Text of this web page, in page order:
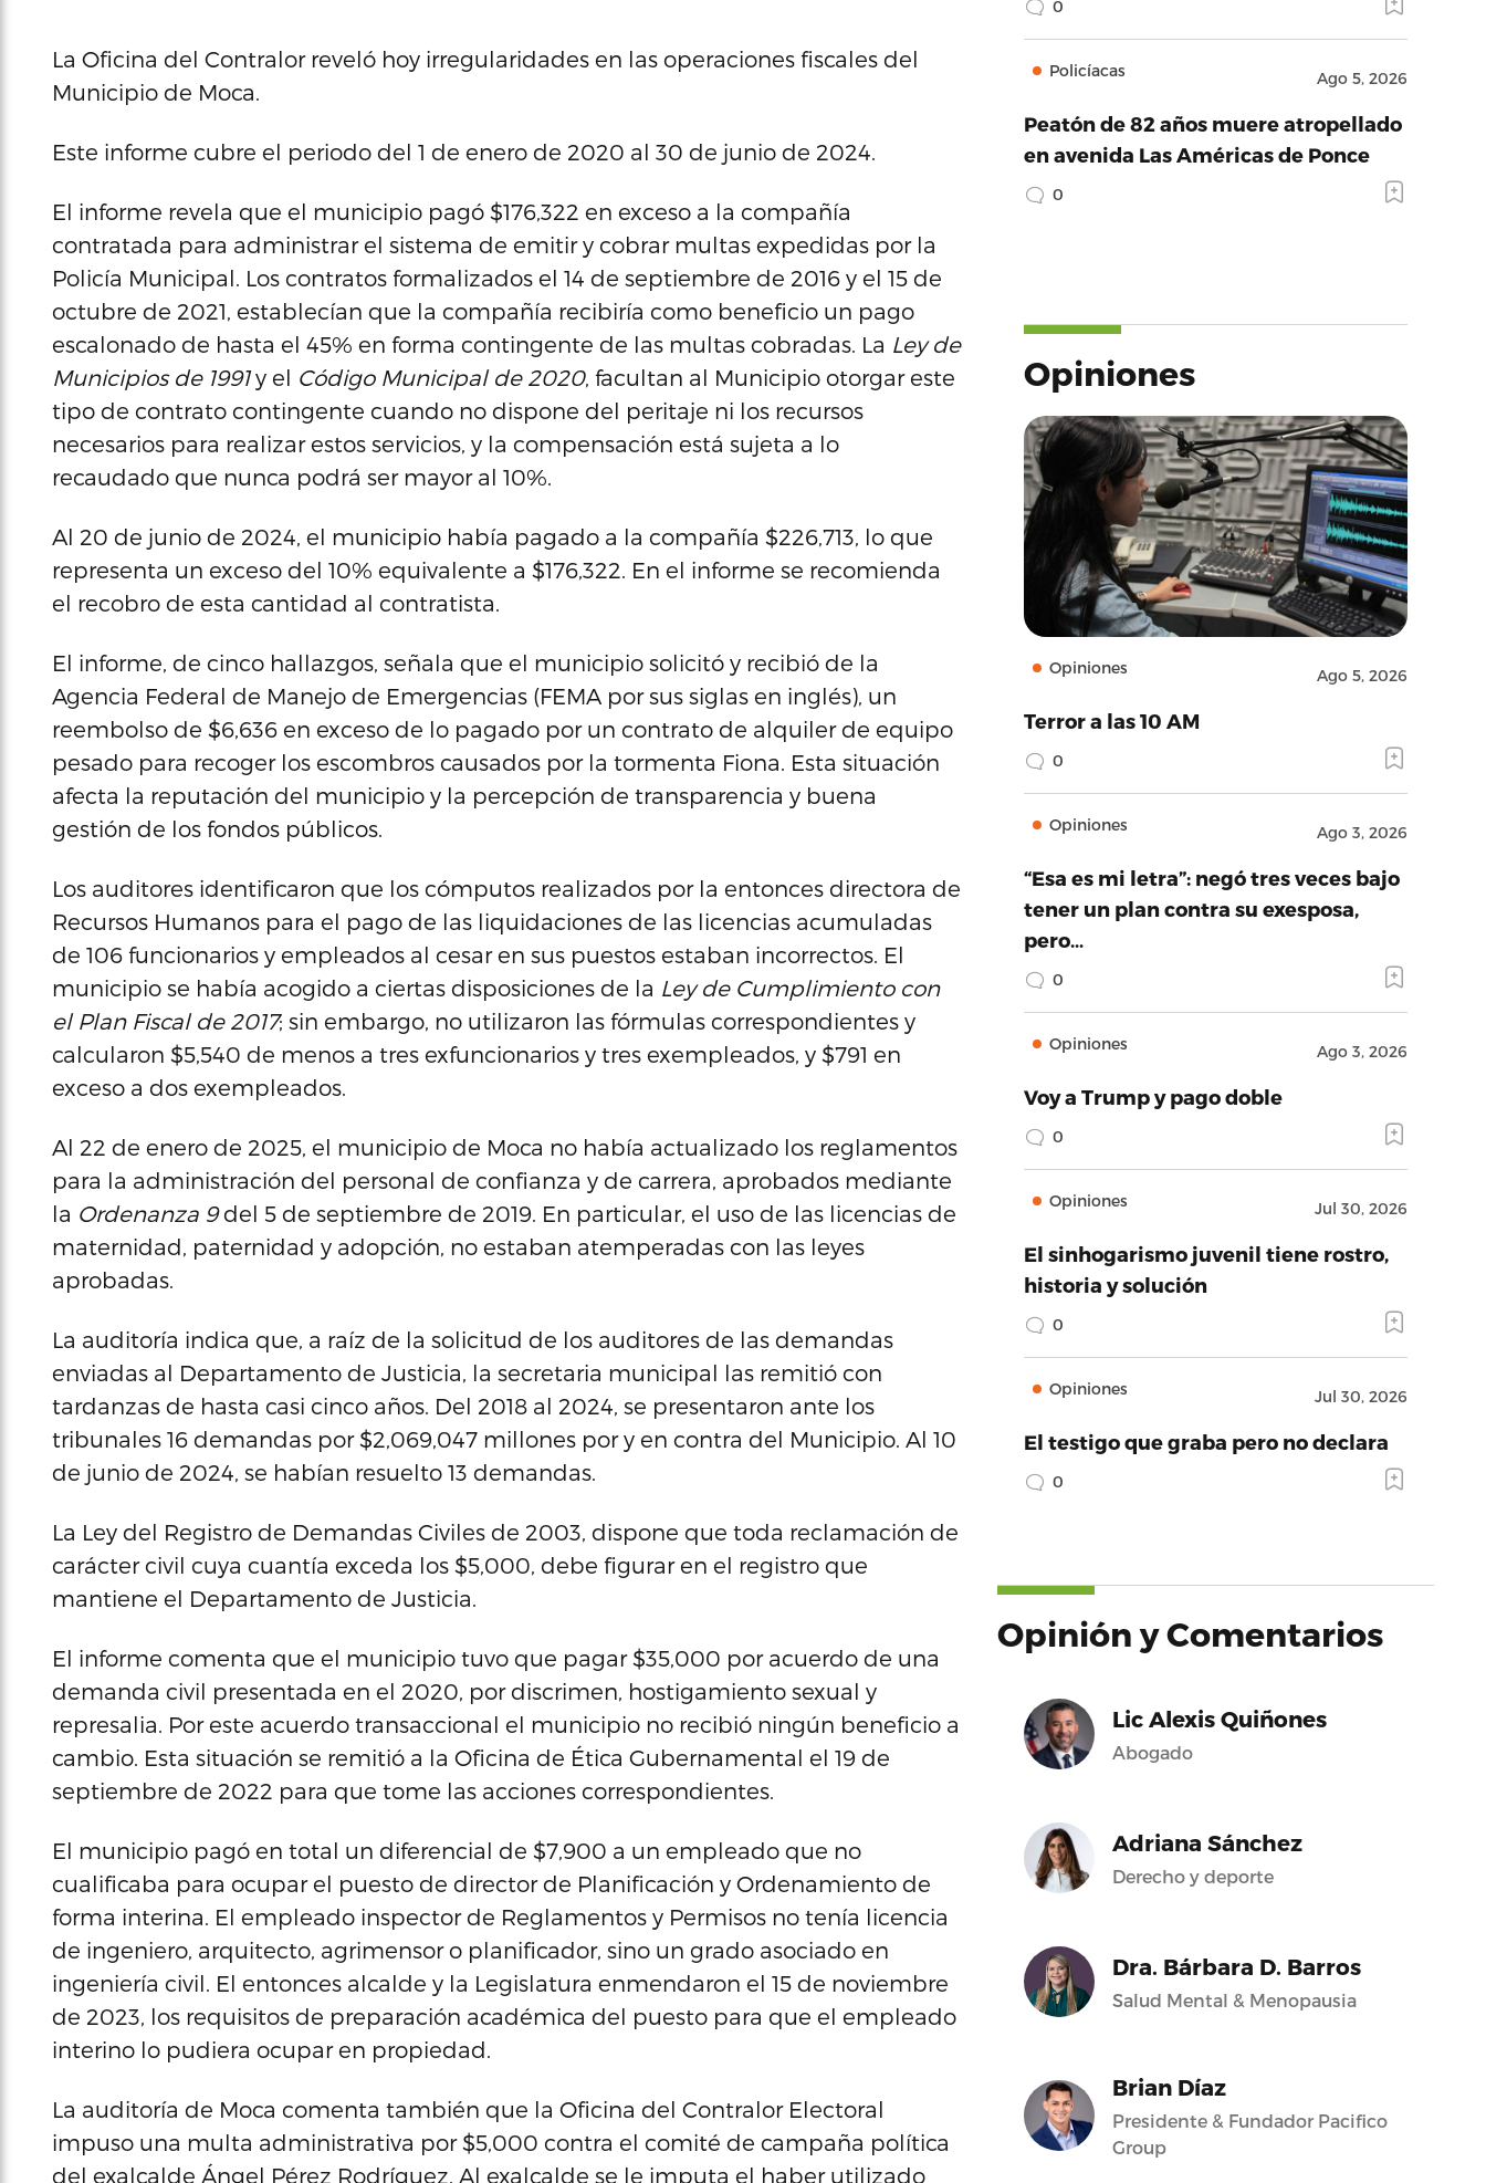
La Oficina del Contralor reveló hoy irregularidades en las operaciones fiscales del
Municipio de Moca.
Este informe cubre el periodo del 1 de enero de 2020 al 30 de junio de 2024.
El informe revela que el municipio pagó $176,322 en exceso a la compañía
contratada para administrar el sistema de emitir y cobrar multas expedidas por la
Policía Municipal. Los contratos formalizados el 14 de septiembre de 2016 y el 15 de
octubre de 2021, establecían que la compañía recibiría como beneficio un pago
escalonado de hasta el 45% en forma contingente de las multas cobradas. La Ley de
Municipios de 1991y el Código Municipal de 2020, facultan al Municipio otorgar este
tipo de contrato contingente cuando no dispone del peritaje ni los recursos
necesarios para realizar estos servicios, y la compensación está sujeta a lo
recaudado que nunca podrá ser mayor al 10%.
Al 20 de junio de 2024, el municipio había pagado a la compañía $226,713, lo que
representa un exceso del 10% equivalente a $176,322. En el informe se recomienda
el recobro de esta cantidad al contratista.
El informe, de cinco hallazgos, señala que el municipio solicitó y recibió de la
Agencia Federal de Manejo de Emergencias (FEMA por sus siglas en inglés), un
reembolso de $6,636 en exceso de lo pagado por un contrato de alquiler de equipo
pesado para recoger los escombros causados por la tormenta Fiona. Esta situación
afecta la reputación del municipio y la percepción de transparencia y buena
gestión de los fondos públicos.
Los auditores identificaron que los cómputos realizados por la entonces directora de
Recursos Humanos para el pago de las liquidaciones de las licencias acumuladas
de 106 funcionarios y empleados al cesar en sus puestos estaban incorrectos. El
municipio se había acogido a ciertas disposiciones de la Ley de Cumplimiento con
el Plan Fiscal de 2017; sin embargo, no utilizaron las fórmulas correspondientes y
calcularon $5,540 de menos a tres exfuncionarios y tres exempleados, y $791 en
exceso a dos exempleados.
Al 22 de enero de 2025, el municipio de Moca no había actualizado los reglamentos
para la administración del personal de confianza y de carrera, aprobados mediante
la Ordenanza 9del 5 de septiembre de 2019. En particular, el uso de las licencias de
maternidad, paternidad y adopción, no estaban atemperadas con las leyes
aprobadas.
La auditoría indica que, a raíz de la solicitud de los auditores de las demandas
enviadas al Departamento de Justicia, la secretaria municipal las remitió con
tardanzas de hasta casi cinco años. Del 2018 al 2024, se presentaron ante los
tribunales 16 demandas por $2,069,047 millones por y en contra del Municipio. Al 10
de junio de 2024, se habían resuelto 13 demandas.
La Ley del Registro de Demandas Civiles de 2003, dispone que toda reclamación de
carácter civil cuya cuantía exceda los $5,000, debe figurar en el registro que
mantiene el Departamento de Justicia.
El informe comenta que el municipio tuvo que pagar $35,000 por acuerdo de una
demanda civil presentada en el 2020, por discrimen, hostigamiento sexual y
represalia. Por este acuerdo transaccional el municipio no recibió ningún beneficio a
cambio. Esta situación se remitió a la Oficina de Ética Gubernamental el 19 de
septiembre de 2022 para que tome las acciones correspondientes.
El municipio pagó en total un diferencial de $7,900 a un empleado que no
cualificaba para ocupar el puesto de director de Planificación y Ordenamiento de
forma interina. El empleado inspector de Reglamentos y Permisos no tenía licencia
de ingeniero, arquitecto, agrimensor o planificador, sino un grado asociado en
ingeniería civil. El entonces alcalde y la Legislatura enmendaron el 15 de noviembre
de 2023, los requisitos de preparación académica del puesto para que el empleado
interino lo pudiera ocupar en propiedad.
La auditoría de Moca comenta también que la Oficina del Contralor Electoral
impuso una multa administrativa por $5,000 contra el comité de campaña política
del exalcalde Ángel Pérez Rodríguez. Al exalcalde se le imputa el haber utilizado
0
Policíacas Ago 5, 2026
Peatón de 82 años muere atropellado
en avenida Las Américas de Ponce
0
Opiniones
Opiniones Ago 5, 2026
Terror a las 10 AM
0
Opiniones Ago 3, 2026
“Esa es mi letra”: negó tres veces bajo
tener un plan contra su exesposa,
pero…
0
Opiniones Ago 3, 2026
Voy a Trump y pago doble
0
Opiniones Jul 30, 2026
El sinhogarismo juvenil tiene rostro,
historia y solución
0
Opiniones Jul 30, 2026
El testigo que graba pero no declara
0
Opinión y Comentarios
Lic Alexis Quiñones
Abogado
Adriana Sánchez
Derecho y deporte
Dra. Bárbara D. Barros
Salud Mental & Menopausia
Brian Díaz
Presidente & Fundador Pacifico
Group